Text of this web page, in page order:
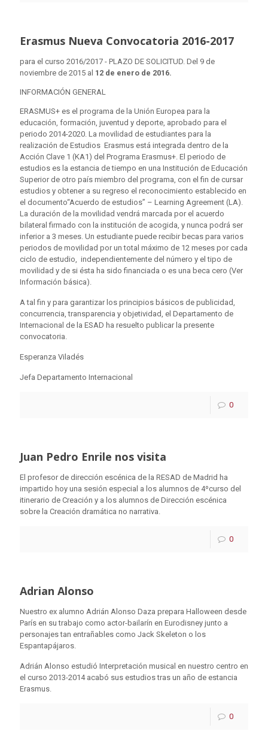
Erasmus Nueva Convocatoria 2016-2017
para el curso 2016/2017 - PLAZO DE SOLICITUD. Del 9 de
noviembre de 2015 al 12 de enero de 2016.
INFORMACIÓN GENERAL
ERASMUS+ es el programa de la Unión Europea para la
educación, formación, juventud y deporte, aprobado para el
periodo 2014-2020. La movilidad de estudiantes para la
realización de Estudios Erasmus está integrada dentro de la
Acción Clave 1 (KA1) del Programa Erasmus+. El periodo de
estudios es la estancia de tiempo en una Institución de Educación
Superior de otro país miembro del programa, con el fin de cursar
estudios y obtener a su regreso el reconocimiento establecido en
el documento“Acuerdo de estudios” – Learning Agreement (LA).
La duración de la movilidad vendrá marcada por el acuerdo
bilateral firmado con la institución de acogida, y nunca podrá ser
inferior a 3 meses. Un estudiante puede recibir becas para varios
periodos de movilidad por un total máximo de 12 meses por cada
ciclo de estudio, independientemente del número y el tipo de
movilidad y de si ésta ha sido financiada o es una beca cero (Ver
Información básica).
A tal fin y para garantizar los principios básicos de publicidad,
concurrencia, transparencia y objetividad, el Departamento de
Internacional de la ESAD ha resuelto publicar la presente
convocatoria.
Esperanza Viladés
Jefa Departamento Internacional
0
Juan Pedro Enrile nos visita
El profesor de dirección escénica de la RESAD de Madrid ha
impartido hoy una sesión especial a los alumnos de 4ºcurso del
itinerario de Creación y a los alumnos de Dirección escénica
sobre la Creación dramática no narrativa.
0
Adrian Alonso
Nuestro ex alumno Adrián Alonso Daza prepara Halloween desde
París en su trabajo como actor-bailarín en Eurodisney junto a
personajes tan entrañables como Jack Skeleton o los
Espantapájaros.
Adrián Alonso estudió Interpretación musical en nuestro centro en
el curso 2013-2014 acabó sus estudios tras un año de estancia
Erasmus.
0